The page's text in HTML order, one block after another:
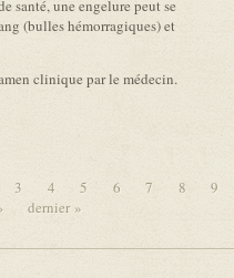
santé, une engelure peut se
(bulles hémorragiques) et
clinique par le médecin.
3 4 5 6 7 8
9
dernier »